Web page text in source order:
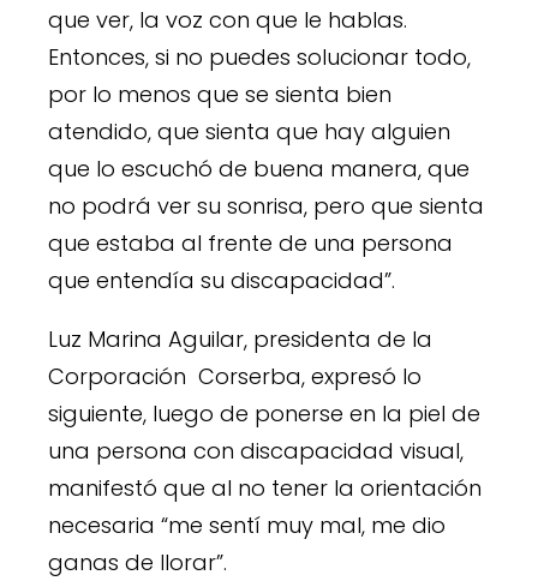
que ver, la voz con que le hablas.
Entonces, si no puedes solucionar todo,
por lo menos que se sienta bien
atendido, que sienta que hay alguien
que lo escuchó de buena manera, que
no podrá ver su sonrisa, pero que sienta
que estaba al frente de una persona
que entendía su discapacidad”.
Luz Marina Aguilar, presidenta de la
Corporación Corserba, expresó lo
siguiente, luego de ponerse en la piel de
una persona con discapacidad visual,
manifestó que al no tener la orientación
necesaria “me sentí muy mal, me dio
ganas de llorar”.